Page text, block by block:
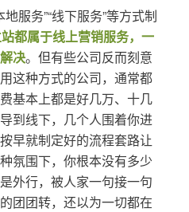
服务”“线下服务”等方式制
都属于线上营销服务，一
决。但有些公司反而刻意
这种方式的公司，通常都
基本上都是好几万、十几
到线下，几个人围着你进
早就制定好的流程套路让
氛围下，你根本没有多少
外行，被人家一句接一句
团团转，还以为一切都在